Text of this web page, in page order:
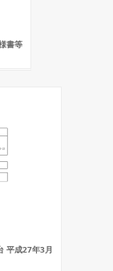
書等
平成27年3月